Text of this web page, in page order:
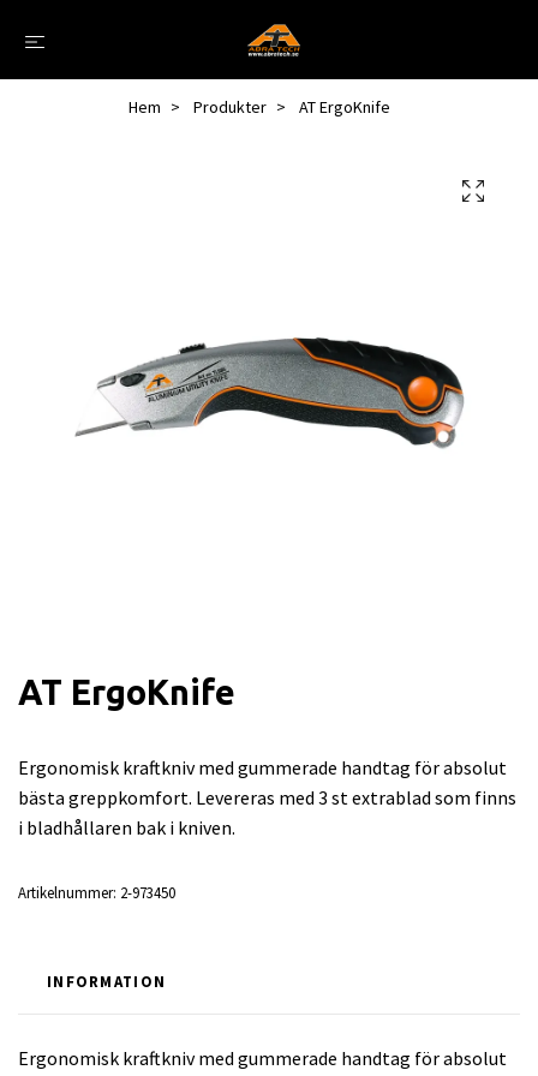
Hem Produkter AT ErgoKnife
AT ErgoKnife
Ergonomisk kraftkniv med gummerade handtag för absolut
bästa greppkomfort. Levereras med 3 st extrablad som finns
i bladhållaren bak i kniven.
Artikelnummer: 2-973450
INFORMATION
Ergonomisk kraftkniv med gummerade handtag för absolut